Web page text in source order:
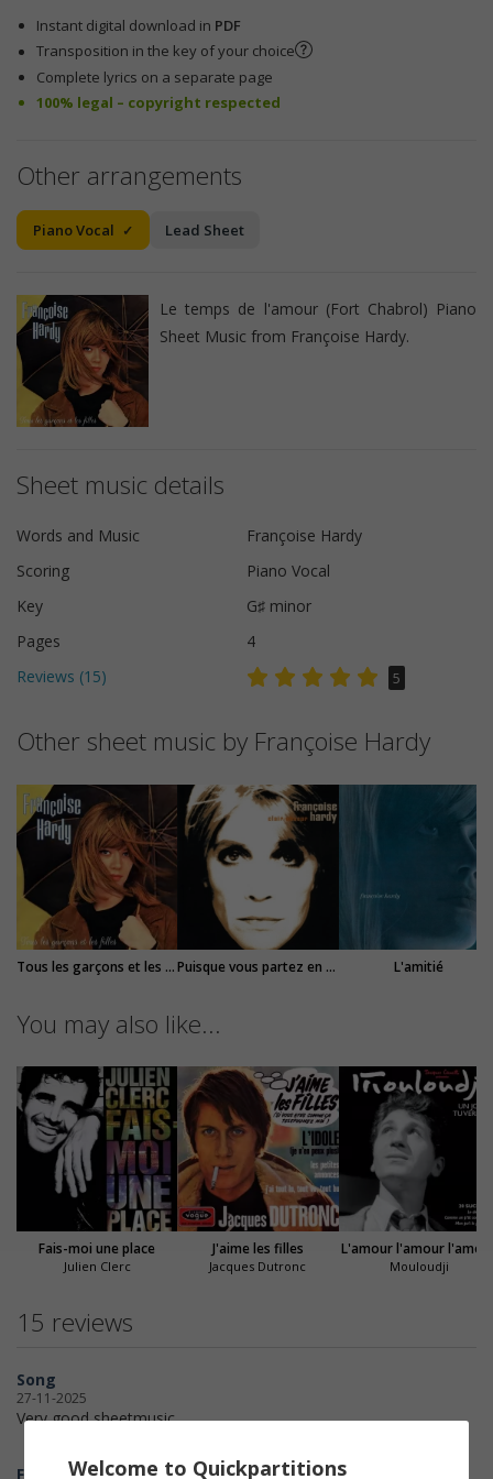
Instant digital download in PDF
Transposition in the key of your choice
Complete lyrics on a separate page
100% legal – copyright respected
Other arrangements
Piano Vocal Lead Sheet
Le temps de l'amour (Fort Chabrol) Piano
Sheet Music from Françoise Hardy.
Sheet music details
Words and Music
Françoise Hardy
Scoring
Piano Vocal
Key
G♯ minor
Pages
4
Reviews (15) 5
Other sheet music by Françoise Hardy
Tous les garçons et les filles Puisque vous partez en voyage L'amitié
You may also like...
Fais-moi une place
Julien Clerc
J'aime les filles
Jacques Dutronc
L'amour l'amour
Mouloudji
15 reviews
Song
27-11-2025
Very good sheetmusic
Fanfan35Welcome to Quickpartitions